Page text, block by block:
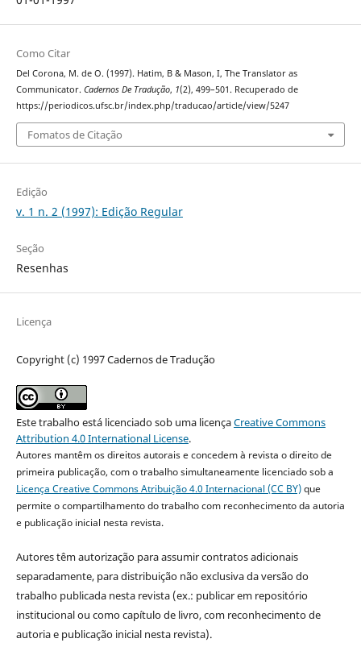
Como Citar
Del Corona, M. de O. (1997). Hatim, B & Mason, I, The Translator as
Communicator. Cadernos De Tradução, 1(2), 499–501. Recuperado de
https://periodicos.ufsc.br/index.php/traducao/article/view/5247
Fomatos de Citação
Edição
v. 1 n. 2 (1997): Edição Regular
Seção
Resenhas
Licença
Copyright (c) 1997 Cadernos de Tradução
Este trabalho está licenciado sob uma licençaCreative Commons
Attribution 4.0 International License.
Autores mantêm os direitos autorais e concedem à revista o direito de
primeira publicação, com o trabalho simultaneamente licenciado sob a
Licença Creative Commons Atribuição 4.0 Internacional (CC BY)que
permite o compartilhamento do trabalho com reconhecimento da autoria
e publicação inicial nesta revista.
Autores têm autorização para assumir contratos adicionais
separadamente, para distribuição não exclusiva da versão do
trabalho publicada nesta revista (ex.: publicar em repositório
institucional ou como capítulo de livro, com reconhecimento de
autoria e publicação inicial nesta revista).